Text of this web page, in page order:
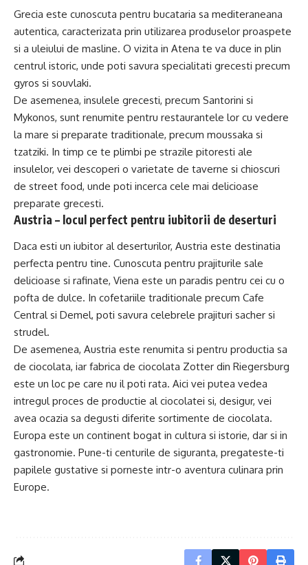
Grecia este cunoscuta pentru bucataria sa mediteraneana
autentica, caracterizata prin utilizarea produselor proaspete
si a uleiului de masline. O vizita in Atena te va duce in plin
centrul istoric, unde poti savura specialitati grecesti precum
gyros si souvlaki.
De asemenea, insulele grecesti, precum Santorini si
Mykonos, sunt renumite pentru restaurantele lor cu vedere
la mare si preparate traditionale, precum moussaka si
tzatziki. In timp ce te plimbi pe strazile pitoresti ale
insulelor, vei descoperi o varietate de taverne si chioscuri
de street food, unde poti incerca cele mai delicioase
preparate grecesti.
Austria – locul perfect pentru iubitorii de deserturi
Daca esti un iubitor al deserturilor, Austria este destinatia
perfecta pentru tine. Cunoscuta pentru prajiturile sale
delicioase si rafinate, Viena este un paradis pentru cei cu o
pofta de dulce. In cofetariile traditionale precum Cafe
Central si Demel, poti savura celebrele prajituri sacher si
strudel.
De asemenea, Austria este renumita si pentru productia sa
de ciocolata, iar fabrica de ciocolata Zotter din Riegersburg
este un loc pe care nu il poti rata. Aici vei putea vedea
intregul proces de productie al ciocolatei si, desigur, vei
avea ocazia sa degusti diferite sortimente de ciocolata.
Europa este un continent bogat in cultura si istorie, dar si in
gastronomie. Pune-ti centurile de siguranta, pregateste-ti
papilele gustative si porneste intr-o aventura culinara prin
Europe.